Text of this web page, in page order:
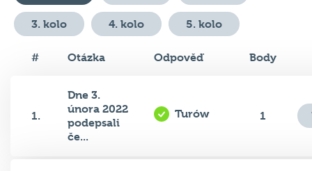
3. kolo 4. kolo 5. kolo
# Otázka Odpověď Body
1.
Dne 3.
února 2022
podepsali
če...
Turów 1